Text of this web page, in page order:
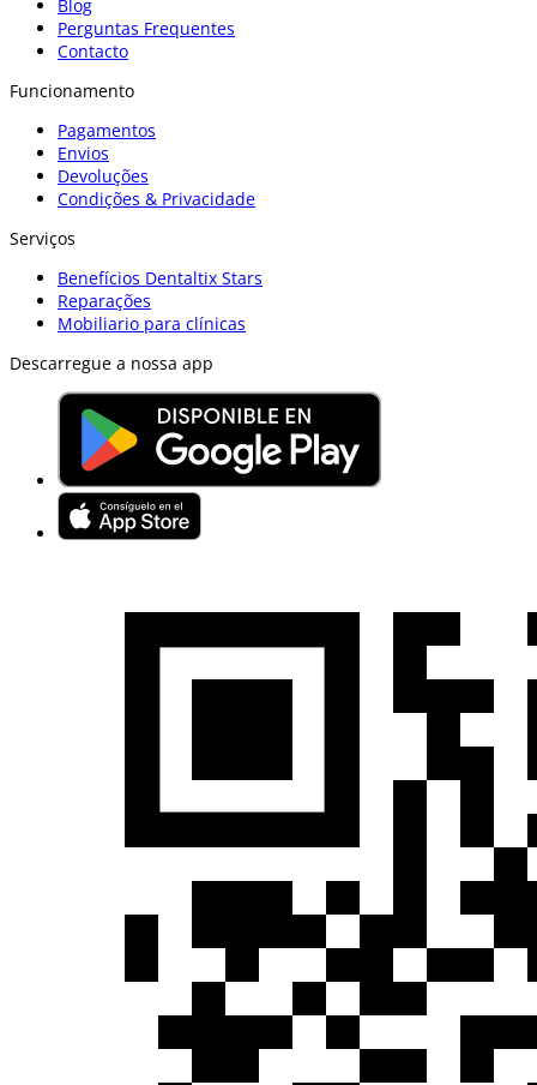
Blog
Perguntas Frequentes
Contacto
Funcionamento
Pagamentos
Envios
Devoluções
Condições & Privacidade
Serviços
Benefícios Dentaltix Stars
Reparações
Mobiliario para clínicas
Descarregue a nossa app